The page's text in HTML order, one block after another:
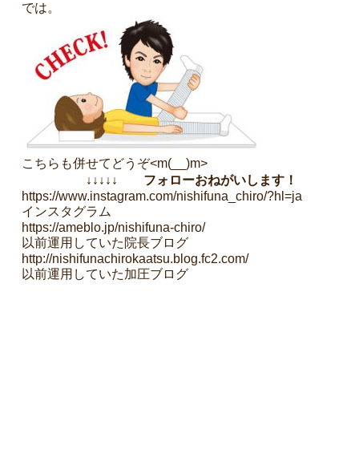
では。
こちらも併せてどうぞ<m(__)m>
↓↓↓↓↓ フォローおねがいします！
https://www.instagram.com/nishifuna_chiro/?hl=ja
インスタグラム
https://ameblo.jp/nishifuna-chiro/
以前運用していた院長ブログ
http://nishifunachirokaatsu.blog.fc2.com/
以前運用していた加圧ブログ